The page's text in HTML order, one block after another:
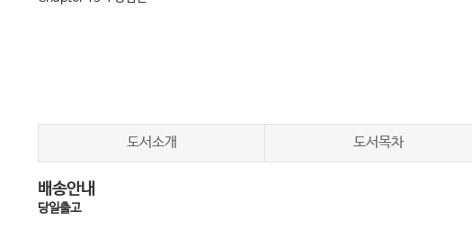
Chapter 18 방사선사진 촬영의 청구
Chapter 19 마취 및 주사의 청구
Chapter 20 보존치료의 보험청구
도서소개 도서목차
배송안내
당일출고